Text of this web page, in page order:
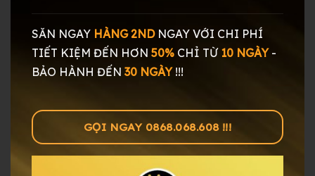
SĂN NGAY HÀNG 2NDNGAY VỚI CHI PHÍ
TIẾT KIỆM ĐẾN HƠN 50% CHỈ TỪ 10 NGÀY-
BẢO HÀNH ĐẾN 30 NGÀY!!!
GỌI NGAY 0868.068.608 !!!